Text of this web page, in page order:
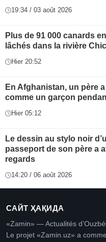
19:34 / 03 août 2026
Plus de 91 000 canards
lâchés dans la rivière
Hier 20:52
En Afghanistan, un père
comme un garçon
Hier 05:12
Le dessin au stylo noir
passeport de son père a
regards
14:20 / 06 août 2026
САЙТ ҲАҚИДА
«Zamin» — Actualités
Le projet «Zamin.uz» a